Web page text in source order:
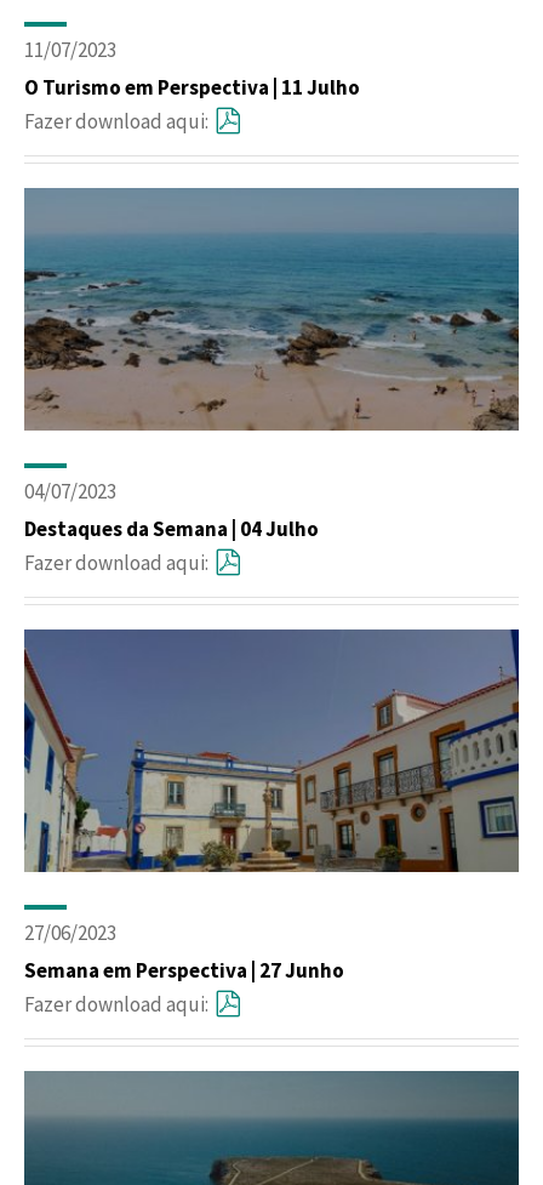
11/07/2023
O Turismo em Perspectiva | 11 Julho
Fazer download aqui:
04/07/2023
Destaques da Semana | 04 Julho
Fazer download aqui:
27/06/2023
Semana em Perspectiva | 27 Junho
Fazer download aqui: